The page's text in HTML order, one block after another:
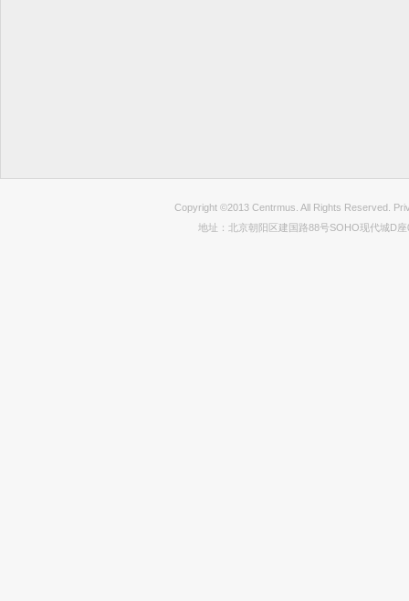
Copyright ©2013 Centrmus. All Rights Reserved.
地址：北京朝阳区建国路88号SOHO现代城D